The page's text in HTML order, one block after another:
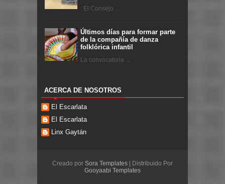
El Consejo ...
Últimos días para formar parte
de la compañía de danza
folklórica infantil
La convocatoria ...
ACERCA DE NOSOTROS
El Escarlata
El Escarlata
Linx Gaytán
Creado por Sora Templates | Distribuido Por
Gooyaabi Templates